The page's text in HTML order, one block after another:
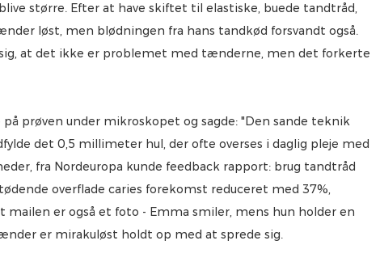
større. Efter at have skiftet til elastiske, buede tandtråd,
løst, men blødningen fra hans tandkød forsvandt også.
sig, at det ikke er problemet med tænderne, men det forkerte
på prøven under mikroskopet og sagde: "Den sande teknik
det 0,5 millimeter hul, der ofte overses i daglig pleje med
fra Nordeuropa kunde feedback rapport: brug tandtråd
overflade caries forekomst reduceret med 37%,
er også et foto - Emma smiler, mens hun holder en
er mirakuløst holdt op med at sprede sig.